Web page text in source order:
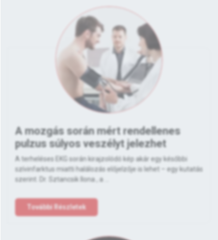
A mozgás során mért rendellenes
pulzus súlyos veszélyt jelezhet
A terheléses EKG során kirajzolódó kép akár egy későbbi
szívinfarktus miatti halálozás előjelzője is lehet – egy kutatás
szerint. Dr. Sztancsik Ilona , a ...
További Részletek